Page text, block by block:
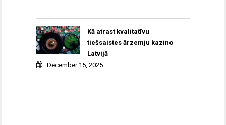
Kā atrast kvalitatīvu
tiešsaistes ārzemju kazino
Latvijā
December 15, 2025